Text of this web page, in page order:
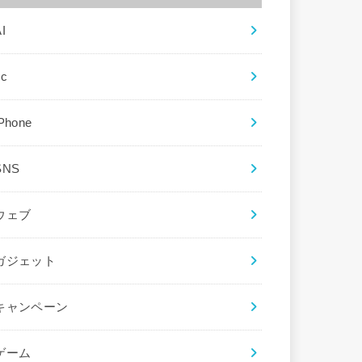
ェブ
ジェット
ャンペーン
ーム